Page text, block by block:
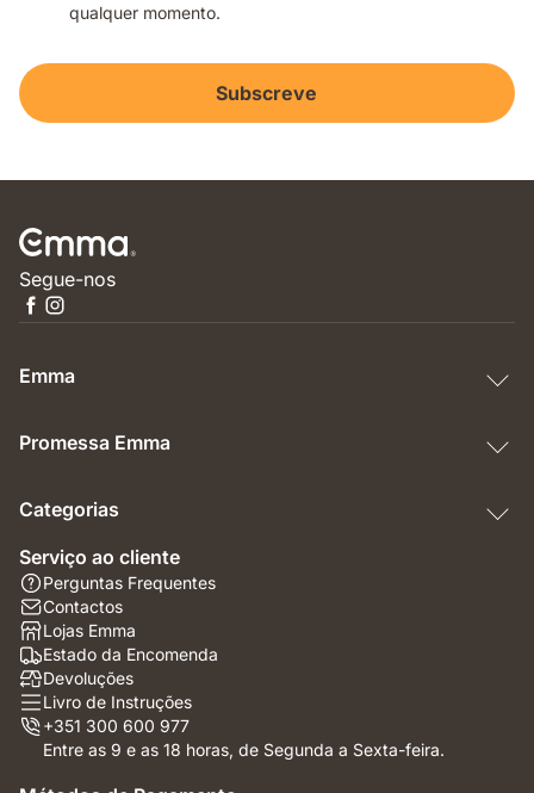
qualquer momento.
Subscreve
Segue-nos
Emma
Promessa Emma
Categorias
Serviço ao cliente
Perguntas Frequentes
Contactos
Lojas Emma
Estado da Encomenda
Devoluções
Livro de Instruções
+351 300 600 977
Entre as 9 e as 18 horas, de Segunda a Sexta-feira.